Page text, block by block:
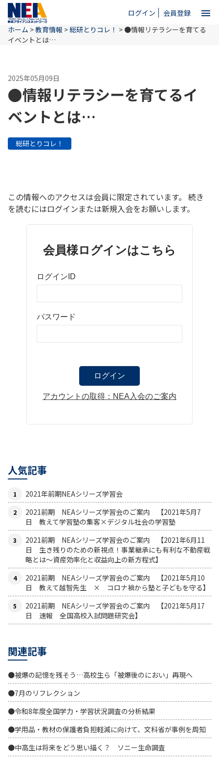
ログイン 会員登録 menu
ホーム
NEAとは
教育情報
ホーム >教育情報 >総研とりコレ！ > ●情報リテラシーを育てる
イベントとは…
2025年05月09日
●情報リテラシーを育てるイ
ベントとは…
総研とりコレ！
この情報へのアクセスは会員に限定されています。 続き
を読むにはログインまたは新規入会をお願いします。
会員様ログインはこちら
ログインID
パスワード
アカウントの取得：NEA入会のご案内
人気記事
2021年前期NEAシリーズ学習会
2021前期 NEAシリーズ学習会のご案内 【2021年5月7
日 教えて学習塾の集客×デジタル社会の学習塾
2021前期 NEAシリーズ学習会のご案内 【2021年6月11
日 生き残りのための新視点！事業継承にも有利な不動産戦
略とは〜資産効率化と収益向上の新方程式】
2021前期 NEAシリーズ学習会のご案内 【2021年5月10
日 教えて越智先生 × コロナ禍から塾と子どもを守る】
2021前期 NEAシリーズ学習会のご案内 【2021年5月17
日 速報 全国高校入試問題研究会】
関連記事
●被爆の記憶を残そう…高校生ら「被爆後のにおい」再現へ
●7月のリフレクション
●令和8年度全国学力・学習状況調査の分析結果
●学用品・教材の保護者負担軽減に向けて、文科省が事例を周知
●中高生は将来をどう思い描く？ ソニー生命調査